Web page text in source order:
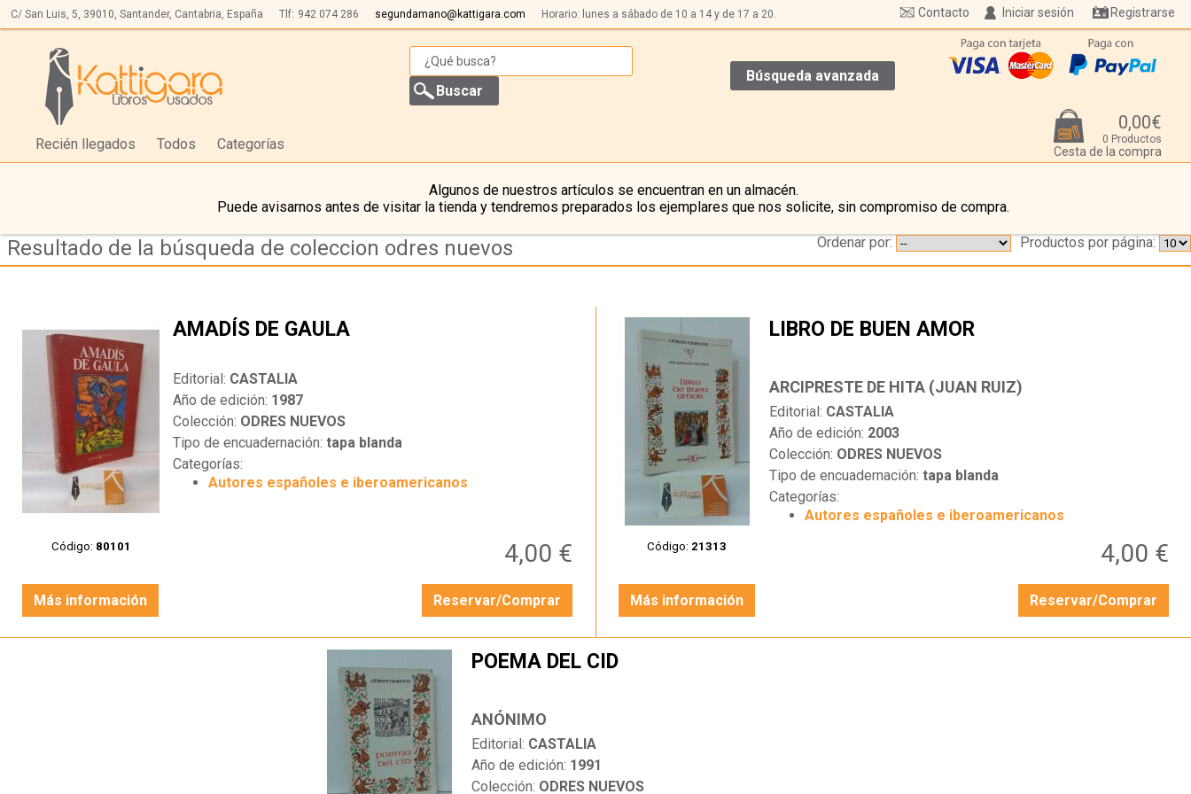
C/ San Luis, 5, 39010, Santander, Cantabria, España Tlf: 942 074 286 segundamano@kattigara.com Horario: lunes a sábado de 10 a 14 y de 17 a 20. Iniciar sesión Registrarse
Contacto
Búsqueda avanzada
Recién llegados Todos Categorías
0,00€
0 Productos
Cesta de la compra
Algunos de nuestros artículos se encuentran en un almacén.
Puede avisarnos antes de visitar la tienda y tendremos preparados los ejemplares que nos solicite, sin compromiso de compra.
Resultado de la búsqueda de coleccion odres nuevos Productos por página:
Ordenar por:
Código: 80101
AMADÍS DE GAULA
Editorial: CASTALIA
Año de edición: 1987
Colección: ODRES NUEVOS
Tipo de encuadernación:tapa blanda
Categorías:
Autores españoles e iberoamericanos
4,00 €
Más información Reservar/Comprar
Código: 21313
LIBRO DE BUEN AMOR
ARCIPRESTE DE HITA (JUAN RUIZ)
Editorial: CASTALIA
Año de edición: 2003
Colección: ODRES NUEVOS
Tipo de encuadernación: tapa blanda
Categorías:
Autores españoles e iberoamericanos
4,00 €
Más información Reservar/Comprar
POEMA DEL CID
ANÓNIMO
Editorial: CASTALIA
Año de edición: 1991
Colección: ODRES NUEVOS